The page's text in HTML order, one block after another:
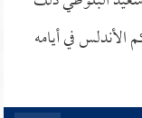
في أيامه